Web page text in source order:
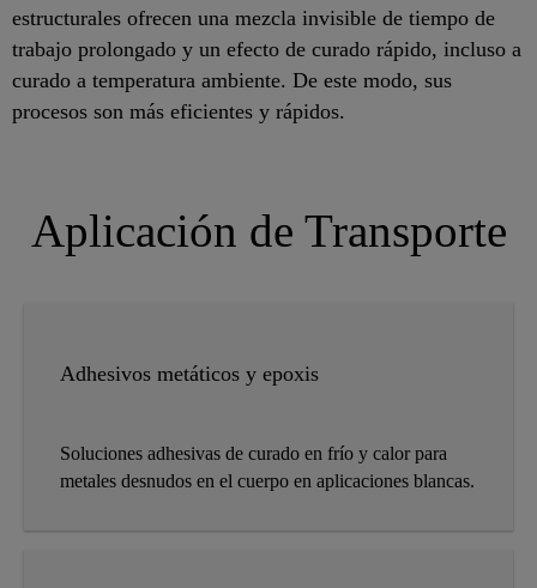
estructurales ofrecen una mezcla invisible de tiempo de
trabajo prolongado y un efecto de curado rápido, incluso a
curado a temperatura ambiente. De este modo, sus
procesos son más eficientes y rápidos.
Aplicación de Transporte
Adhesivos metáticos y epoxis
Soluciones adhesivas de curado en frío y calor para
metales desnudos en el cuerpo en aplicaciones blancas.